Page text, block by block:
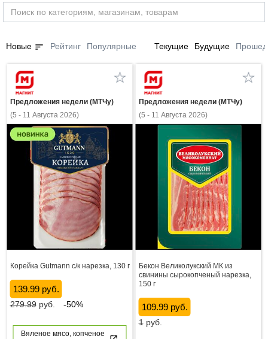
Новые sort Рейтинг Популярные Текущие Будущие
Предложения недели (МТЧу)
(5 - 11 Августа 2026)
Корейка Gutmann с/к нарезка, 130 г
139.99 руб.
279.99руб. -50%
Вяленое мясо, копченое
Предложения недели (МТЧу)
(5 - 11 Августа 2026)
Бекон Великолукский МК из
свинины сырокопченый нарезка,
150 г
109.99 руб.
1руб.